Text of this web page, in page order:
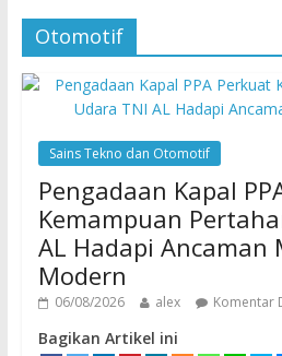
Otomotif
Sains Tekno dan Otomotif
Pengadaan Kapal
Kemampuan
AL Hadapi Ancaman
Modern
06/08/2026 alex Komentar
Bagikan Artikel ini